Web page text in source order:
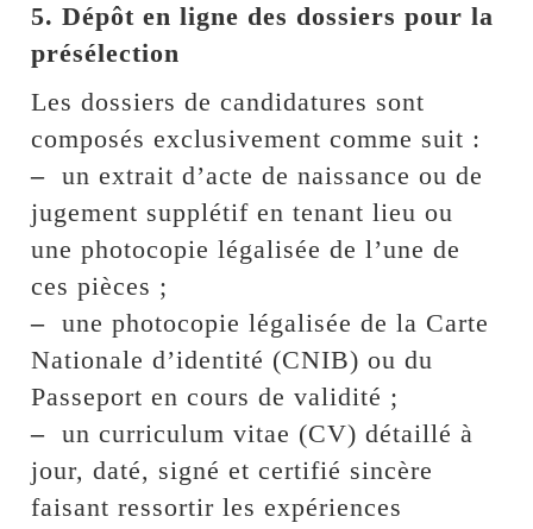
5. Dépôt en ligne des dossiers pour la
présélection
Les dossiers de candidatures sont
composés exclusivement comme suit :
– un extrait d’acte de naissance ou de
jugement supplétif en tenant lieu ou
une photocopie légalisée de l’une de
ces pièces ;
– une photocopie légalisée de la Carte
Nationale d’identité (CNIB) ou du
Passeport en cours de validité ;
– un curriculum vitae (CV) détaillé à
jour, daté, signé et certifié sincère
faisant ressortir les expériences